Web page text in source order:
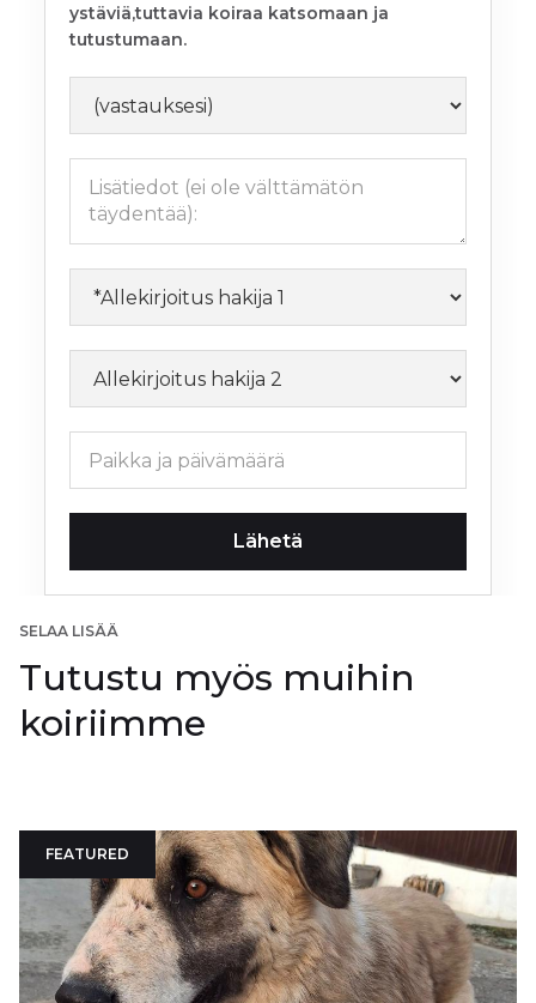
ystäviä,tuttavia koiraa katsomaan ja
tutustumaan.
SELAA LISÄÄ
Tutustu myös muihin
koiriimme
FEATURED